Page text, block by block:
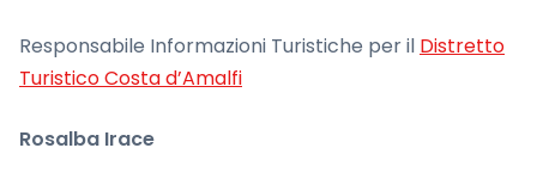
Responsabile Informazioni Turistiche per il Distretto
Turistico Costa d’Amalfi
Rosalba Irace